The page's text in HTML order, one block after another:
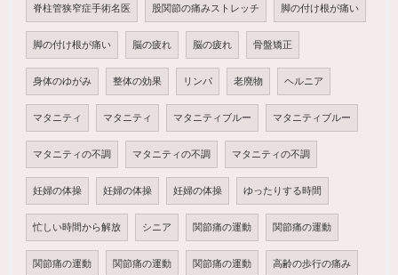
脊柱管狭窄症手術名医 股関節の痛みストレッチ 脚の付け根が痛い
脚の付け根が痛い 脳の疲れ 脳の疲れ 骨盤矯正
身体のゆがみ 整体の効果 リンパ 老廃物 ヘルニア
マタニティ マタニティ マタニティブルー マタニティブルー
マタニティの不調 マタニティの不調 マタニティの不調
妊婦の体操 妊婦の体操 妊婦の体操 ゆったりする時間
忙しい時間から解放 シニア 関節痛の運動 関節痛の運動
関節痛の運動 関節痛の運動 関節痛の運動 高齢の歩行の痛み